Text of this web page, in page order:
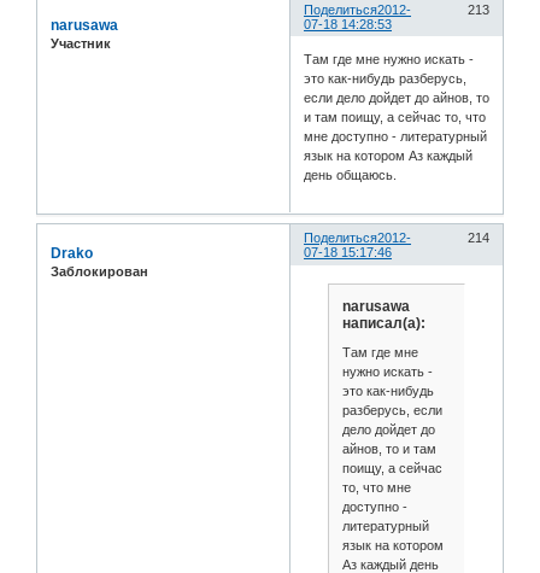
Поделиться 213
2012-
07-18 14:28:53
narusawa
Участник
Там где мне нужно искать -
это как-нибудь разберусь,
если дело дойдет до айнов, то
и там поищу, а сейчас то, что
мне доступно - литературный
язык на котором Аз каждый
день общаюсь.
Поделиться 214
2012-
07-18 15:17:46
Drako
Заблокирован
narusawa
написал(а):
Там где мне
нужно искать -
это как-нибудь
разберусь, если
дело дойдет до
айнов, то и там
поищу, а сейчас
то, что мне
доступно -
литературный
язык на котором
Аз каждый день